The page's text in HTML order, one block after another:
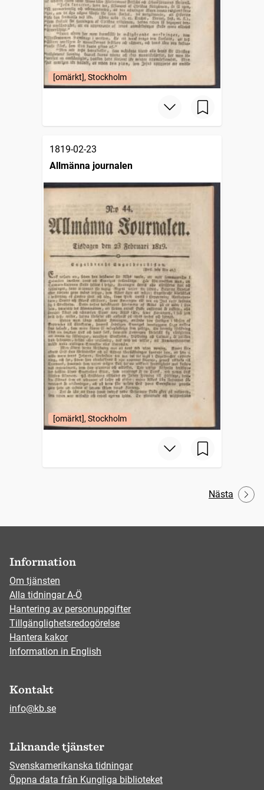
[omärkt], Stockholm
1819-02-23
Allmänna journalen
[omärkt], Stockholm
Nästa
Information
Om tjänsten
Alla tidningar A-Ö
Hantering av personuppgifter
Tillgänglighetsredogörelse
Hantera kakor
Information in English
Kontakt
info@kb.se
Liknande tjänster
Svenskamerikanska tidningar
Öppna data från Kungliga biblioteket